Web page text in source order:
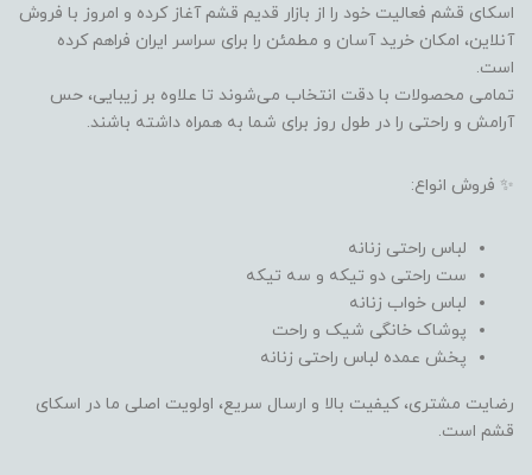
اسکای قشم فعالیت خود را از بازار قدیم قشم آغاز کرده و امروز با فروش
آنلاین، امکان خرید آسان و مطمئن را برای سراسر ایران فراهم کرده
است.
تمامی محصولات با دقت انتخاب می‌شوند تا علاوه بر زیبایی، حس
آرامش و راحتی را در طول روز برای شما به همراه داشته باشند.
✨ فروش انواع:
لباس راحتی زنانه
ست راحتی دو تیکه و سه تیکه
لباس خواب زنانه
پوشاک خانگی شیک و راحت
پخش عمده لباس راحتی زنانه
رضایت مشتری، کیفیت بالا و ارسال سریع، اولویت اصلی ما در اسکای
قشم است.